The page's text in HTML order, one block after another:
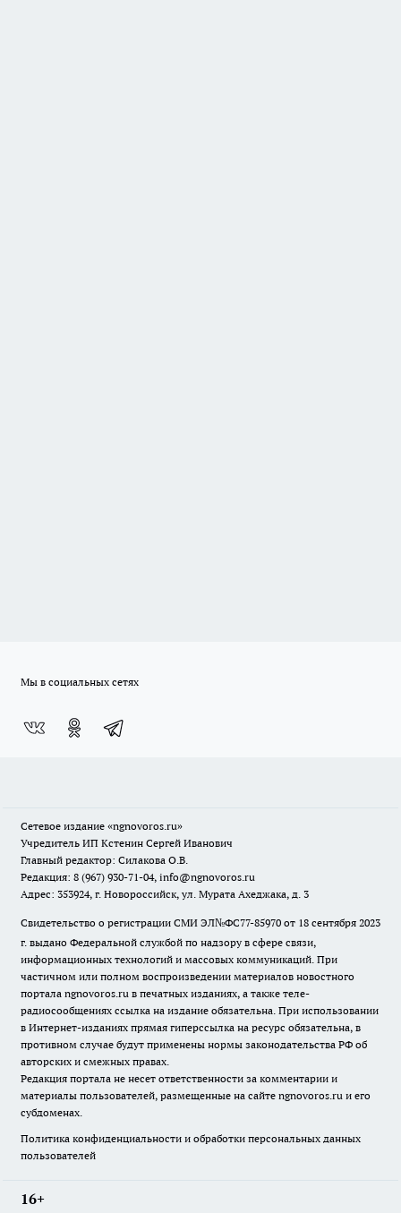
Мы в социальных сетях
Сетевое издание «ngnovoros.ru»
Учредитель ИП Кстенин Сергей Иванович
Главный редактор: Силакова О.В.
Редакция: 8 (967) 930-71-04, info@ngnovoros.ru
Адрес: 353924, г. Новороссийск, ул. Мурата Ахеджака, д. 3
Свидетельство о регистрации СМИ ЭЛ№ФС77-85970 от 18 сентября 2023
г. выдано Федеральной службой по надзору в сфере связи,
информационных технологий и массовых коммуникаций. При
частичном или полном воспроизведении материалов новостного
портала ngnovoros.ru в печатных изданиях, а также теле-
радиосообщениях ссылка на издание обязательна. При использовании
в Интернет-изданиях прямая гиперссылка на ресурс обязательна, в
противном случае будут применены нормы законодательства РФ об
авторских и смежных правах.
Редакция портала не несет ответственности за комментарии и
материалы пользователей, размещенные на сайте ngnovoros.ru и его
субдоменах.
Политика конфиденциальности и обработки персональных данных
пользователей
16+